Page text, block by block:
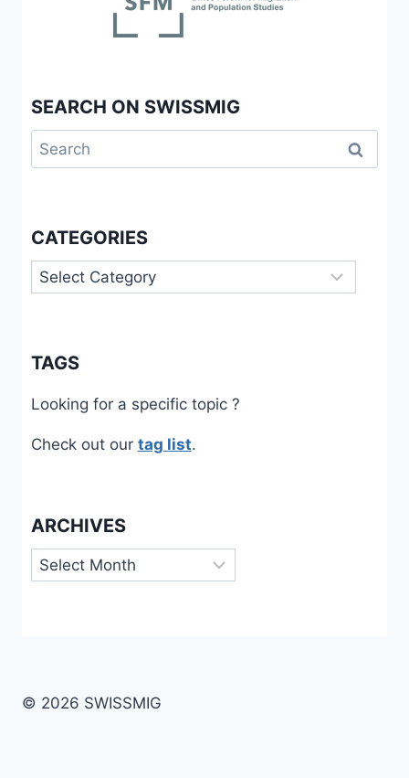
SEARCH ON SWISSMIG
Search
for:
CATEGORIES
Categories
TAGS
Looking for a specific topic ?
Check out our tag list.
ARCHIVES
Archives
© 2026 SWISSMIG